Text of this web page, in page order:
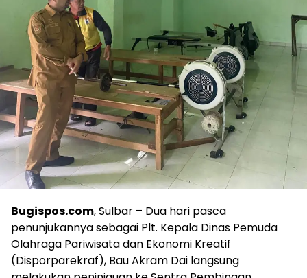
Bugispos.com, Sulbar – Dua hari pasca
penunjukannya sebagai Plt. Kepala Dinas Pemuda
Olahraga Pariwisata dan Ekonomi Kreatif
(Disporparekraf), Bau Akram Dai langsung